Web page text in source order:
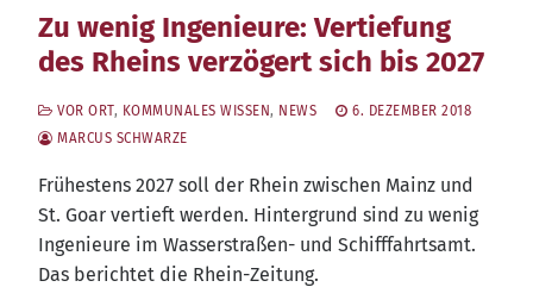
Zu wenig Ingenieure: Vertiefung
des Rheins verzögert sich bis 2027
VOR ORT, KOMMUNALES WISSEN, NEWS
6. DEZEMBER 2018
MARCUS SCHWARZE
Frü­hes­tens 2027 soll der Rhein zwi­schen Mainz und
St. Goar ver­tieft wer­den. Hin­ter­grund sind zu wenig
Inge­nieu­re im Was­ser­stra­ßen- und Schiff­fahrts­amt.
Das berich­tet die Rhein-Zeitung.